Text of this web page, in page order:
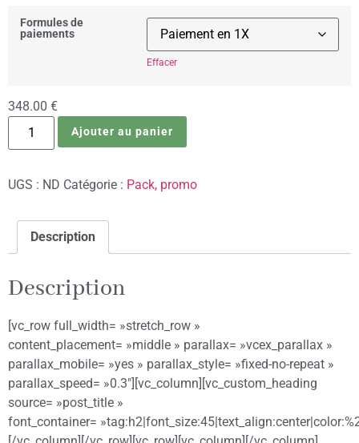
Formules de
paiements
Effacer
348.00 €
Ajouter au panier
UGS : ND Catégorie : Pack, promo
Description
Description
[vc_row full_width= »stretch_row »
content_placement= »middle » parallax= »vcex_parallax »
parallax_mobile= »yes » parallax_style= »fixed-no-repeat »
parallax_speed= »0.3″][vc_column][vc_custom_heading
source= »post_title »
font_container=